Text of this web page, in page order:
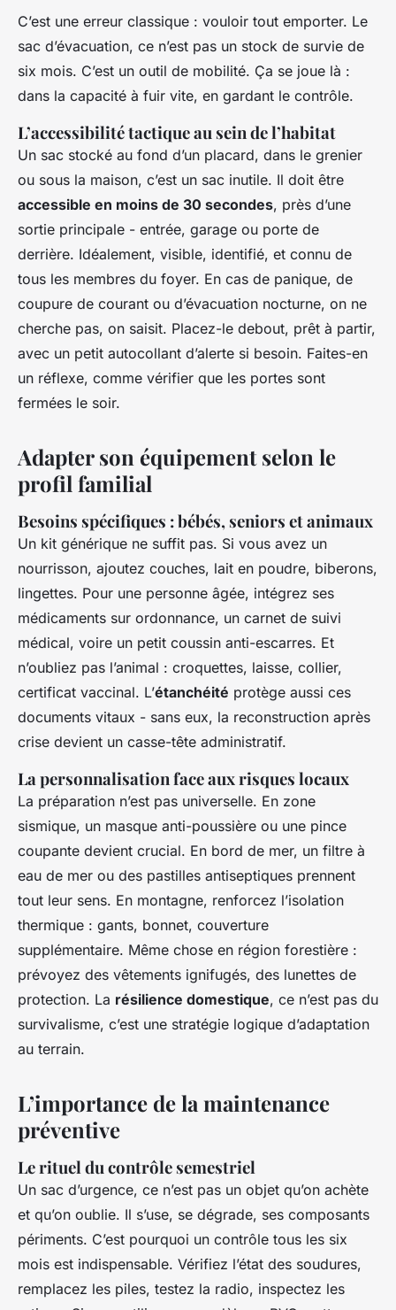
C’est une erreur classique : vouloir tout emporter. Le
sac d’évacuation, ce n’est pas un stock de survie de
six mois. C’est un outil de mobilité. Ça se joue là :
dans la capacité à fuir vite, en gardant le contrôle.
L’accessibilité tactique au sein de l’habitat
Un sac stocké au fond d’un placard, dans le grenier
ou sous la maison, c’est un sac inutile. Il doit être
accessible en moins de 30 secondes, près d’une
sortie principale - entrée, garage ou porte de
derrière. Idéalement, visible, identifié, et connu de
tous les membres du foyer. En cas de panique, de
coupure de courant ou d’évacuation nocturne, on ne
cherche pas, on saisit. Placez-le debout, prêt à partir,
avec un petit autocollant d’alerte si besoin. Faites-en
un réflexe, comme vérifier que les portes sont
fermées le soir.
Adapter son équipement selon le
profil familial
Besoins spécifiques : bébés, seniors et animaux
Un kit générique ne suffit pas. Si vous avez un
nourrisson, ajoutez couches, lait en poudre, biberons,
lingettes. Pour une personne âgée, intégrez ses
médicaments sur ordonnance, un carnet de suivi
médical, voire un petit coussin anti-escarres. Et
n’oubliez pas l’animal : croquettes, laisse, collier,
certificat vaccinal. L’étanchéité protège aussi ces
documents vitaux - sans eux, la reconstruction après
crise devient un casse-tête administratif.
La personnalisation face aux risques locaux
La préparation n’est pas universelle. En zone
sismique, un masque anti-poussière ou une pince
coupante devient crucial. En bord de mer, un filtre à
eau de mer ou des pastilles antiseptiques prennent
tout leur sens. En montagne, renforcez l’isolation
thermique : gants, bonnet, couverture
supplémentaire. Même chose en région forestière :
prévoyez des vêtements ignifugés, des lunettes de
protection. La résilience domestique, ce n’est pas du
survivalisme, c’est une stratégie logique d’adaptation
au terrain.
L’importance de la maintenance
préventive
Le rituel du contrôle semestriel
Un sac d’urgence, ce n’est pas un objet qu’on achète
et qu’on oublie. Il s’use, se dégrade, ses composants
périments. C’est pourquoi un contrôle tous les six
mois est indispensable. Vérifiez l’état des soudures,
remplacez les piles, testez la radio, inspectez les